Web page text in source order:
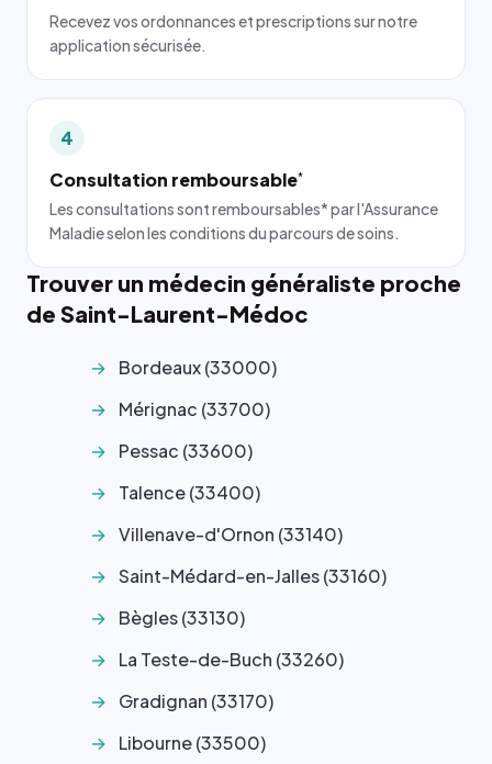
Recevez vos ordonnances et prescriptions sur notre
application sécurisée.
4
Consultation remboursable*
Les consultations sont remboursables* par l'Assurance
Maladie selon les conditions du parcours de soins.
Trouver un médecin généraliste proche
de Saint-Laurent-Médoc
Bordeaux (33000)
Mérignac (33700)
Pessac (33600)
Talence (33400)
Villenave-d'Ornon (33140)
Saint-Médard-en-Jalles (33160)
Bègles (33130)
La Teste-de-Buch (33260)
Gradignan (33170)
Libourne (33500)